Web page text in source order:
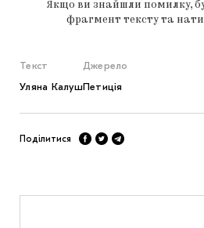
Якщо ви знайшли помилку,
фрагмент тексту та
Текст
Уляна Калуш
Джерело
Петиція
Поділитися